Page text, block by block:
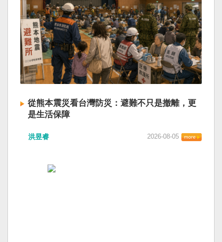
從熊本震災看台灣防災：避難不只是撤離，更
是生活保障
洪昱睿 2026-08-05